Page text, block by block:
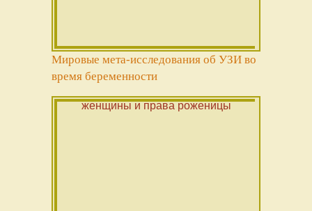
Мировые мета-исследования об УЗИ во
время беременности